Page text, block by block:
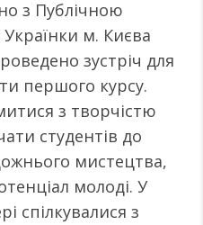
з Публічною
Українки м. Києва
зустріч для
першого курсу.
з творчістю
студентів до
мистецтва,
молоді. У
спілкувалися з